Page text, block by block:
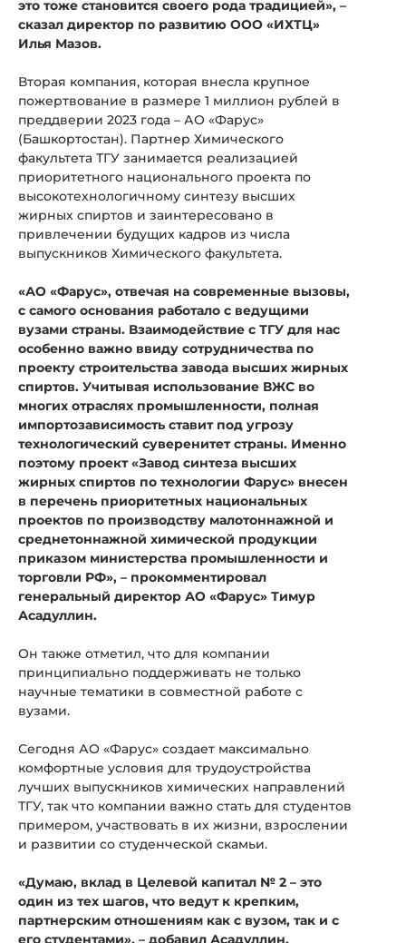
это тоже становится своего рода традицией», –
сказал директор по развитию ООО «ИХТЦ»
Илья Мазов.
Вторая компания, которая внесла крупное
пожертвование в размере 1 миллион рублей в
преддверии 2023 года – АО «Фарус»
(Башкортостан). Партнер Химического
факультета ТГУ занимается реализацией
приоритетного национального проекта по
высокотехнологичному синтезу высших
жирных спиртов и заинтересовано в
привлечении будущих кадров из числа
выпускников Химического факультета.
«АО «Фарус», отвечая на современные вызовы,
с самого основания работало с ведущими
вузами страны. Взаимодействие с ТГУ для нас
особенно важно ввиду сотрудничества по
проекту строительства завода высших жирных
спиртов. Учитывая использование ВЖС во
многих отраслях промышленности, полная
импортозависимость ставит под угрозу
технологический суверенитет страны. Именно
поэтому проект «Завод синтеза высших
жирных спиртов по технологии Фарус» внесен
в перечень приоритетных национальных
проектов по производству малотоннажной и
среднетоннажной химической продукции
приказом министерства промышленности и
торговли РФ», – прокомментировал
генеральный директор АО «Фарус» Тимур
Асадуллин.
Он также отметил, что для компании
принципиально поддерживать не только
научные тематики в совместной работе с
вузами.
Сегодня АО «Фарус» создает максимально
комфортные условия для трудоустройства
лучших выпускников химических направлений
ТГУ, так что компании важно стать для студентов
примером, участвовать в их жизни, взрослении
и развитии со студенческой скамьи.
«Думаю, вклад в Целевой капитал № 2 – это
один из тех шагов, что ведут к крепким,
партнерским отношениям как с вузом, так и с
его студентами», – добавил Асадуллин.